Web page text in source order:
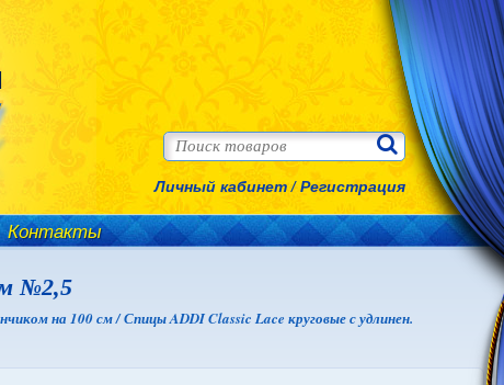
Личный кабинет/Регистрация
Контакты
№2,5
на 100 см /Спицы ADDI Classic Lace круговые с удлинен.